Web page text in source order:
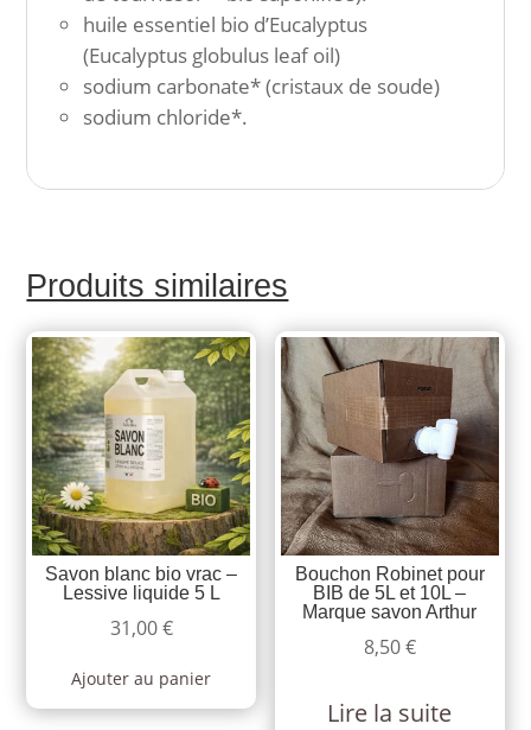
huile essentiel bio d’Eucalyptus
(Eucalyptus globulus leaf oil)
sodium carbonate* (cristaux de soude)
sodium chloride*.
Produits similaires
Savon blanc bio vrac –
Lessive liquide 5 L
31,00€
Ajouter au panier
Bouchon Robinet pour
BIB de 5L et 10L –
Marque savon Arthur
8,50€
Lire la suite